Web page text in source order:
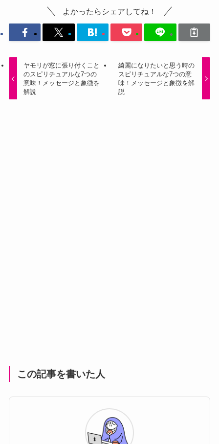
よかったらシェアしてね！
ヤモリが窓に張り付くこと
のスピリチュアルな7つの
意味！メッセージと象徴を
解説
綺麗になりたいと思う時の
スピリチュアルな7つの意
味！メッセージと象徴を解
説
この記事を書いた人